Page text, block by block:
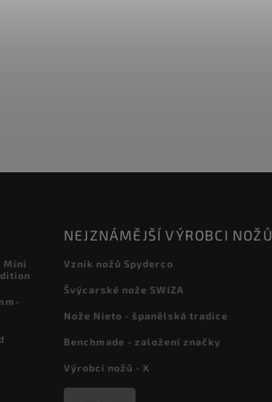
Mini
NEJZNÁMĚJŠÍ VÝROBCI NOŽŮ
Vznik nožů Spyderco
Švýcarské nože SWIZA
Nože Nieto - španělská tradice
Benchmade - založení značky
Výrobci nožů - X